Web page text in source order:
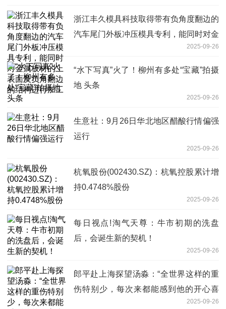
浙江丰久模具科技取得带有负角度翻边的
汽车尾门外板冲压模具专利，能同时对金
属板材的上表面及负角翻边的结构进行加
工
2025-09-26
“水下写真”火了！柳州有多处“宝藏”拍摄
地 头条
2025-09-26
生意社：9月26日华北地区醋酸行情偏强
运行
2025-09-26
杭氧股份(002430.SZ)：杭氧控股累计增
持0.4748%股份
2025-09-26
每日视点!淘气天尊：牛市初期的洗盘
后，会诞生新的契机！
2025-09-26
郎平赴上海探望汤淼：“全世界这样的重
伤特别少，每次来都能感到他的开心喜
2025-09-26